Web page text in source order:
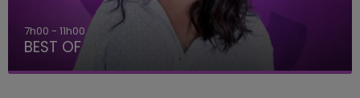
7h00 - 11h00
BEST OF